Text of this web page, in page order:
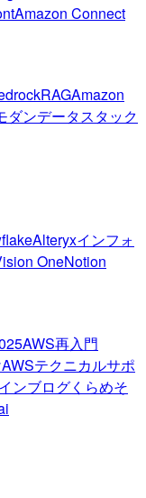
Amazon Connect
RAGAmazon
ダンデータスタック
Alteryxインフォ
OneNotion
AWS再入門
AWSテクニカルサポ
ンブログくらめそ